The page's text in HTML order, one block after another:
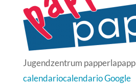
Jugendzentrum papperlapapp
calendariocalendario Google